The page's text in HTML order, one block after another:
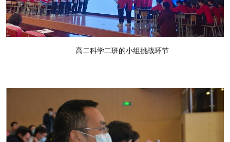
高二科学二班的小组挑战环节